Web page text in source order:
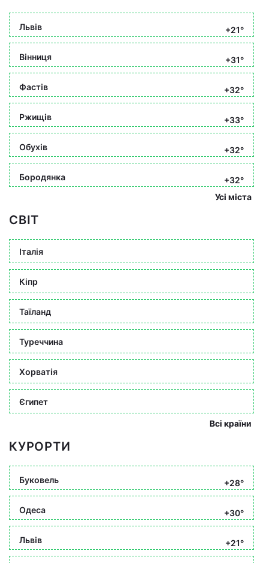
Львів +21°
Вінниця +31°
Фастів +32°
Ржищів +33°
Обухів +32°
Бородянка
+32°
Усі міста
СВІТ
Італія
Кіпр
Таїланд
Туреччина
Хорватія
Єгипет
Всі країни
КУРОРТИ
Буковель +28°
Одеса +30°
Львів +21°